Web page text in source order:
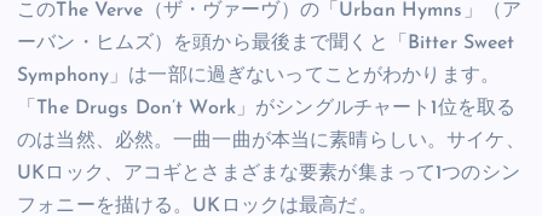
このThe Verve（ザ・ヴァーヴ）の「Urban Hymns」（ア
ーバン・ヒムズ）を頭から最後まで聞くと「Bitter Sweet
Symphony」は一部に過ぎないってことがわかります。
「The Drugs Don’t Work」がシングルチャート1位を取る
のは当然、必然。一曲一曲が本当に素晴らしい。サイケ、
UKロック、アコギとさまざまな要素が集まって1つのシン
フォニーを描ける。UKロックは最高だ。